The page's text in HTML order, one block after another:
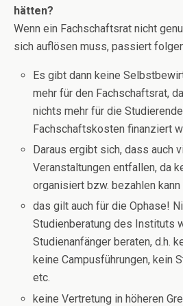
hätten?
Wenn ein Fachschaftsrat nicht
sich auflösen muss, passiert
Es gibt dann keine
mehr für den Fachschaftsrat,
nichts mehr für die
Fachschaftskosten finanziert
Daraus ergibt sich, dass auch
Veranstaltungen entfallen, da
organisiert bzw. bezahlen kann
das gilt auch für die Ophase!
Studienberatung des Instituts
Studienanfänger beraten, d.h.
keine Campusführungen, kein
etc.
keine Vertretung in höheren